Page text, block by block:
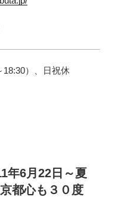
18:30）、日祝休
年6月22日～夏
都心も３０度